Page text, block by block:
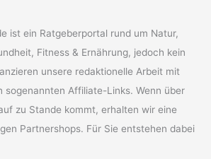
ist ein Ratgeberportal rund um Natur,
Fitness & Ernährung, jedoch kein
unsere redaktionelle Arbeit mit
sogenannten Affiliate-Links. Wenn über
zu Stande kommt, erhalten wir eine
Partnershops. Für Sie entstehen dabei